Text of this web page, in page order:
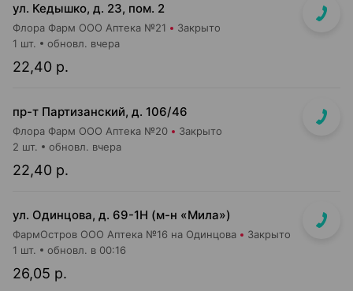
ул. Кедышко, д. 23, пом. 2
Флора Фарм ООО Аптека №21 Закрыто
22,40 р.
1 шт. обновл. вчера
пр-т Партизанский, д. 106/46
Флора Фарм ООО Аптека №20 Закрыто
22,40 р.
2 шт. обновл. вчера
ул. Одинцова, д. 69-1Н (м-н «Мила»)
ФармОстров ООО Аптека №16 на Одинцова Закрыто
26,05 р.
1 шт. обновл. в 00:16